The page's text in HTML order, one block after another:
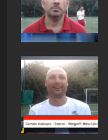
5
1